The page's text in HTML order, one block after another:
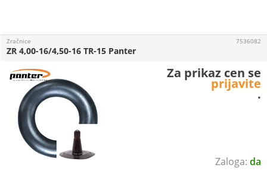
da
Zračnice
ZR 4,00-16/4,50-16 TR-15 Panter
7536082
Za prikaz cen se
prijavite
.